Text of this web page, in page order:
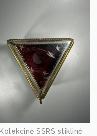
Kolekcinė SSRS stiklinė